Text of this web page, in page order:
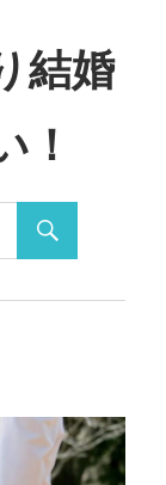
結婚
！